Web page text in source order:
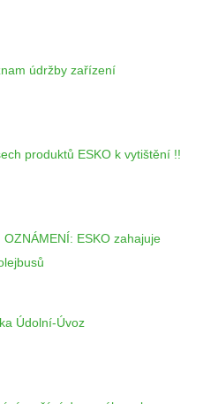
údržby zařízení
produktů ESKO k vytištění !!
ESKO zahajuje
Údolní-Úvoz